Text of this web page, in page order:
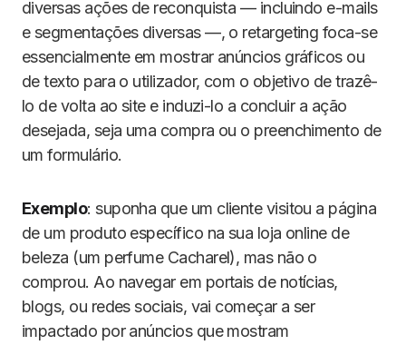
diversas ações de reconquista — incluindo e-mails
e segmentações diversas —, o retargeting foca-se
essencialmente em mostrar anúncios gráficos ou
de texto para o utilizador, com o objetivo de trazê-
lo de volta ao site e induzi-lo a concluir a ação
desejada, seja uma compra ou o preenchimento de
um formulário.
Exemplo: suponha que um cliente visitou a página
de um produto específico na sua loja online de
beleza (um perfume Cacharel), mas não o
comprou. Ao navegar em portais de notícias,
blogs, ou redes sociais, vai começar a ser
impactado por anúncios que mostram